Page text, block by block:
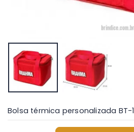
Bolsa térmica personalizada BT-1